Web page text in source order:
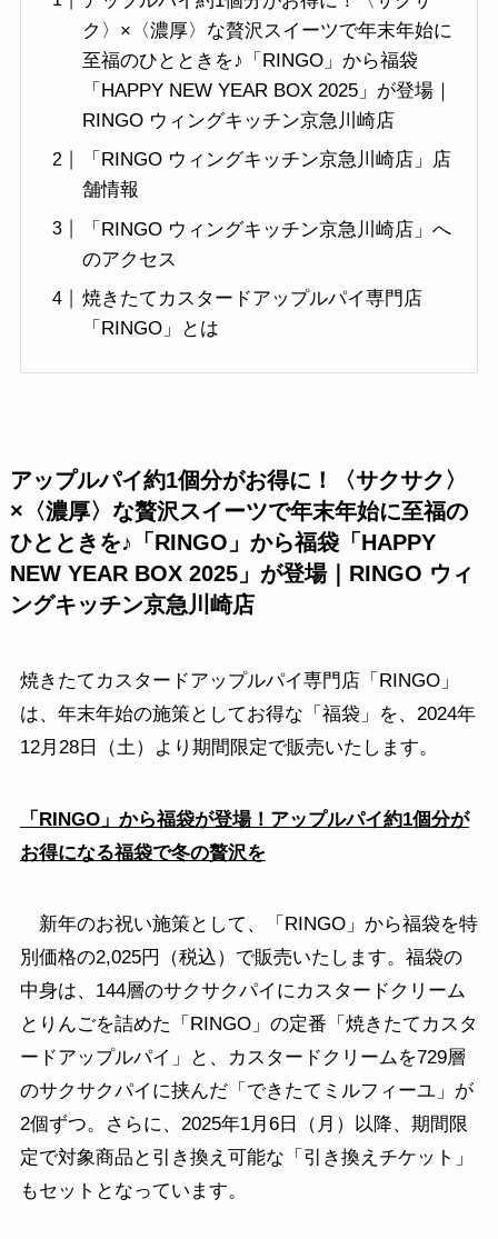
ク〉×〈濃厚〉な贅沢スイーツで年末年始に
至福のひとときを♪「RINGO」から福袋
「HAPPY NEW YEAR BOX 2025」が登場｜
RINGO ウィングキッチン京急川崎店
「RINGO ウィングキッチン京急川崎店」店
舗情報
「RINGO ウィングキッチン京急川崎店」へ
のアクセス
焼きたてカスタードアップルパイ専門店
「RINGO」とは
アップルパイ約1個分がお得に！〈サクサク〉
×〈濃厚〉な贅沢スイーツで年末年始に至福の
ひとときを♪「RINGO」から福袋「HAPPY
NEW YEAR BOX 2025」が登場｜RINGO ウィ
ングキッチン京急川崎店
焼きたてカスタードアップルパイ専門店「RINGO」
は、年末年始の施策としてお得な「福袋」を、2024年
12月28日（土）より期間限定で販売いたします。
「RINGO」から福袋が登場！アップルパイ約1個分が
お得になる福袋で冬の贅沢を
新年のお祝い施策として、「RINGO」から福袋を特
別価格の2,025円（税込）で販売いたします。福袋の
中身は、144層のサクサクパイにカスタードクリーム
とりんごを詰めた「RINGO」の定番「焼きたてカスタ
ードアップルパイ」と、カスタードクリームを729層
のサクサクパイに挟んだ「できたてミルフィーユ」が
2個ずつ。さらに、2025年1月6日（月）以降、期間限
定で対象商品と引き換え可能な「引き換えチケット」
もセットとなっています。